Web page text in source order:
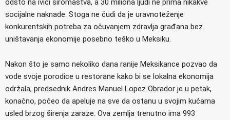
odsto na ivici siromaštva, a 30 miliona ljudi ne prima nikakve
socijalne naknade. Stoga ne čudi da je uravnoteženje
konkurentskih potreba za očuvanjem zdravlja građana bez
uništavanja ekonomije posebno teško u Meksiku.
Nakon što je samo nekoliko dana ranije Meksikance pozvao da
vode svoje porodice u restorane kako bi se lokalna ekonomija
održala, predsednik Andres Manuel Lopez Obrador je u petak,
konačno, počeo da apeluje na sve da ostanu u svojim kućama
usled brzog širenja zaraze. Ova zemlja trenutno ima 993